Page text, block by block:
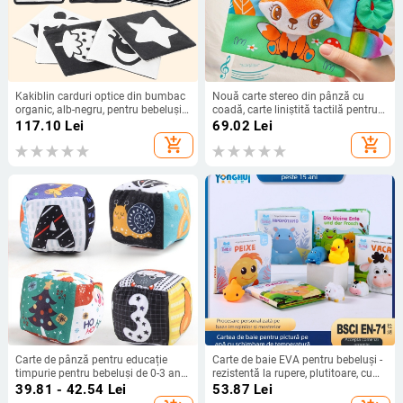
Kakiblin carduri optice din bumbac
organic, alb-negru, pentru bebeluși
și o carte textilă pentru învățarea
timpurie – bumbac, vârstă 0–3 ani,
stimulare vizuală, dezvoltare
117.10 Lei
add_shopping_cart
Nouă carte stereo din pânză cu
coadă, carte liniștită tactilă pentru
educație timpurie pentru sugari,
producător de jucării cognitive
tactile din hârtie care sună în stoc
69.02 Lei
add_shopping_cart
Carte de pânză pentru educație
timpurie pentru bebeluși de 0-3 ani,
zornăitoare, minge liniștitoare,
zaruri, băț calmant pentru bebeluși,
39.81 - 42.54 Lei
Carte de baie EVA pentru bebeluși -
rezistentă la rupere, plutitoare, cu
pulverizare de apă, pictură cu apă și
schimbare de temperatură, pentru
53.87 Lei